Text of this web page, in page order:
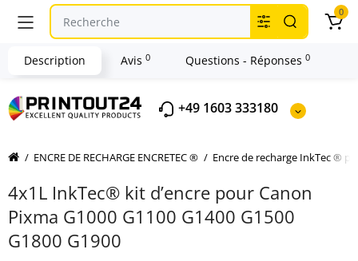
+49 1603 333180
0
ENCRE DE RECHARGE ENCRETEC ® Encre de recharge InkTec ®
4x1L InkTec® kit d’encre pour Canon
Pixma G1000 G1100 G1400 G1500
G1800 G1900
Description Avis 0 Questions - Réponses 0